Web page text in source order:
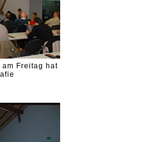
Freitag hat